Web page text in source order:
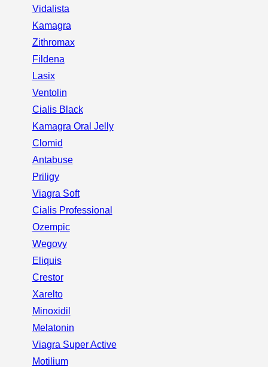
Vidalista
Kamagra
Zithromax
Fildena
Lasix
Ventolin
Cialis Black
Kamagra Oral Jelly
Clomid
Antabuse
Priligy
Viagra Soft
Cialis Professional
Ozempic
Wegovy
Eliquis
Crestor
Xarelto
Minoxidil
Melatonin
Viagra Super Active
Motilium